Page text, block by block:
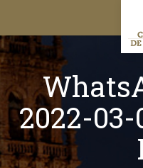
2022-03-